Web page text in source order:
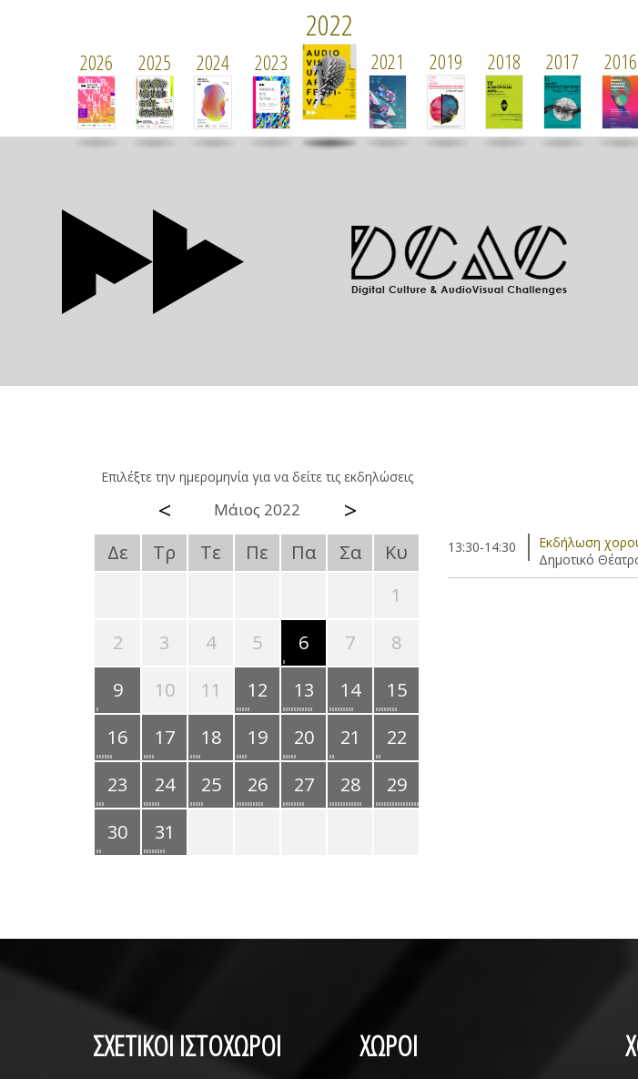
2026 2025 2024 2023
2022
2021 2019 2018 2017 2016
Επιλέξτε την ημερομηνία για να δείτε τις εκδηλώσεις
< Μάιος 2022 >
Δε Τρ Τε Πε Πα Σα
Κυ
1
2
3 4 5 6 7
8
9
10 11 12 13 14
15
16
17 18 19 20 21
22
23
24 25 26 27 28
29
30
31
13:30-14:30
Eκδήλωση
Δημοτικό
ΣΧΕΤΙΚΟΙ ΙΣΤΟΧΩΡΟΙ ΧΩΡΟΙ